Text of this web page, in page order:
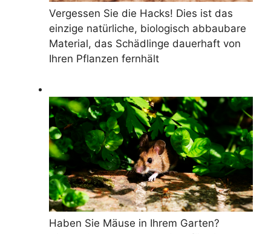
Vergessen Sie die Hacks! Dies ist das
einzige natürliche, biologisch abbaubare
Material, das Schädlinge dauerhaft von
Ihren Pflanzen fernhält
Haben Sie Mäuse in Ihrem Garten?